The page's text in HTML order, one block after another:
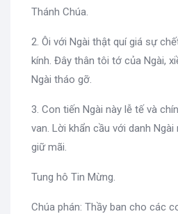
Thánh Chúa.
2. Ôi với Ngài thật quí giá sự
kính. Đây thân tôi tớ của Ngài,
Ngài tháo gỡ.
3. Con tiến Ngài này lễ tế và
van. Lời khẩn cầu với danh
giữ mãi.
Tung hô Tin Mừng.
Chúa phán: Thầy ban cho các